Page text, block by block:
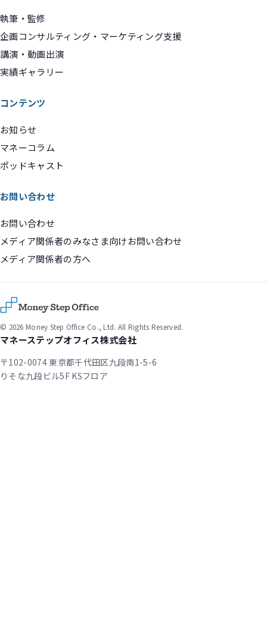
執筆・監修
企画コンサルティング・マーケティング支援
講演・動画出演
実績ギャラリー
コンテンツ
お知らせ
マネーコラム
ポッドキャスト
お問い合わせ
お問い合わせ
メディア関係者のみなさま向けお問い合わせ
メディア関係者の方へ
© 2026 Money Step Office Co., Ltd. All Rights Reserved.
マネーステップオフィス株式会社
〒102-0074 東京都千代田区九段南1-5-6
りそな九段ビル5F KSフロア